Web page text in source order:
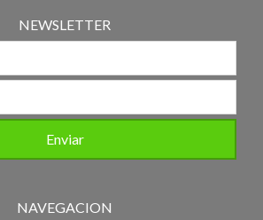
NEWSLETTER
NAVEGACION